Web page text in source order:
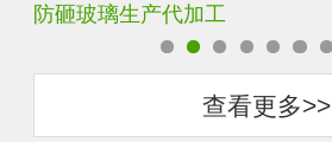
调光玻璃价格表生产电话
查看更多>>